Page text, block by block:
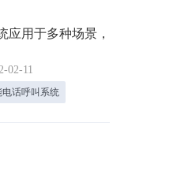
应用于多种场景，
02-11
电话呼叫系统